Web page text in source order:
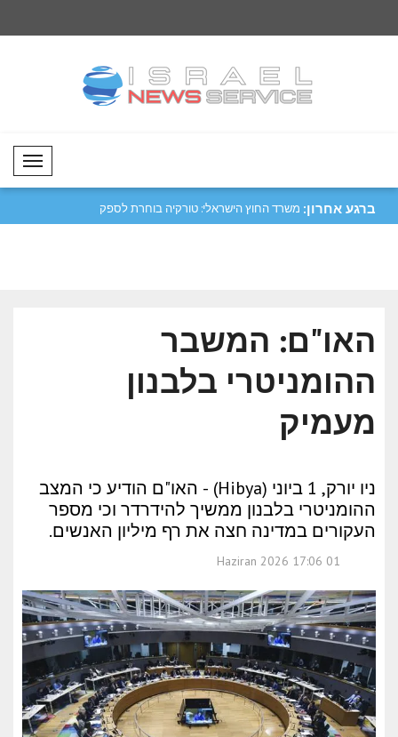
Mobil Menü
ברגע אחרון: נתניהו: ישראלמשרד החוץ הישראלי: טורקיה בוחרת לספק קיבלה את
האו"ם: המשבר
ההומניטרי בלבנון
מעמיק
ניו יורק, 1 ביוני (Hibya) - האו"ם הודיע כי המצב
ההומניטרי בלבנון ממשיך להידרדר וכי מספר
העקורים במדינה חצה את רף מיליון האנשים.
01 Haziran 2026 17:06